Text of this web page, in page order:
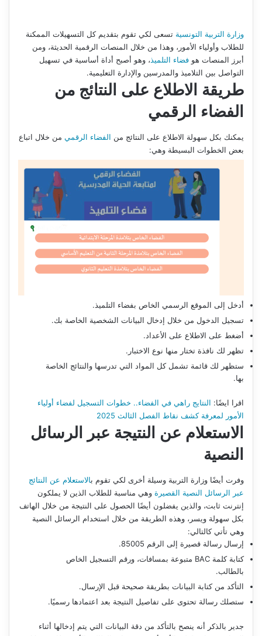
وزارة التربية التونسية تسعى لكي تقوم بتقديم كل التسهيلات الممكنة
للطلاب وأولياء الأمور، وهذا من خلال المنصات الرقمية الحديثة، ومن
أبرز المنصات هو فضاء التلميذ، وهو أصبح أداة أساسية في تسهيل
التواصل بين التلاميذ والمدرسين والإدارة التعليمية.
طريقة الاطلاع على النتائج من
الفضاء الرقمي
يمكنك بكل سهولة الاطلاع على النتائج من الفضاء الرقمي من خلال اتباع
بعض الخطوات البسيطة وهي:
أدخل إلى الموقع الرسمي الخاص بفضاء التلميذ.
تسجيل الدخول من خلال إدخال البيانات الشخصية الخاصة بك.
أضغط على الاطلاع على الأعداد.
تظهر لك نافذة تختار منها نوع الاختبار.
ستظهر لك قائمة تشمل كل المواد التي تدرسها والنتائج الخاصة
بها.
اقرا ايضًا: النتايج راهي في الفضاء.. خطوات التسجيل لفضاء أولياء
الأمور لمعرفة كشف نقاط الفصل الثالث 2025
الاستعلام عن النتيجة عبر الرسائل
النصية
وفرت أيضًا وزارة التربية وسيلة أخرى لكي تقوم بالاستعلام عن النتائج
عبر الرسائل النصية القصيرة وهي مناسبة للطلاب الذين لا يملكون
إنترنت ثابت، والذين يفضلون أيضًا الحصول على النتيجة من خلال الهاتف
بكل سهولة ويسر، وهذه الطريقة من خلال استخدام الرسائل النصية
وهي تأتي كالتالي:
إرسال رسالة قصيرة إلى الرقم 85005.
كتابة كلمة BAC متبوعة بمسافات، ورقم التسجيل الخاص
بالطالب.
التأكد من كتابة البيانات بطريقة صحيحة قبل الإرسال.
ستصلك رسالة تحتوى على تفاصيل النتيجة بعد اعتمادها رسميًا.
جدير بالذكر أنه ينصح بالتأكد من دقة البيانات التي يتم إدخالها أثناء